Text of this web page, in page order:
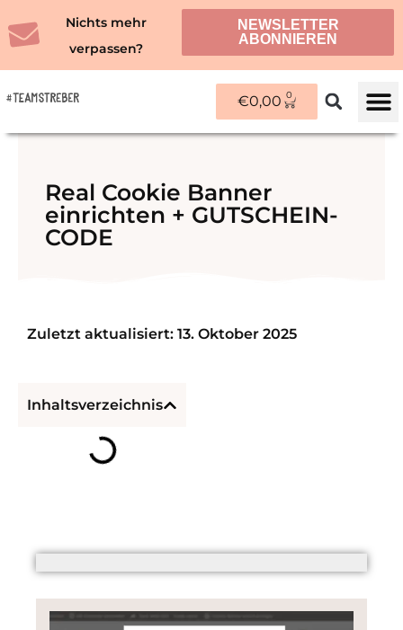
Inhalt
Nichts mehr
verpassen?
NEWSLETTER
ABONNIEREN
€0,00 0
WARENKORB
Real Cookie Banner
einrichten + GUTSCHEIN-
CODE
Zuletzt aktualisiert: 13. Oktober 2025
Inhaltsverzeichnis